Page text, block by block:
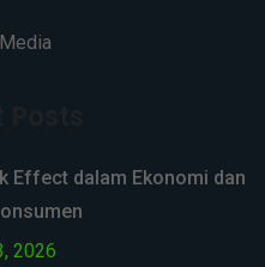
Effect dalam Ekonomi dan
2026